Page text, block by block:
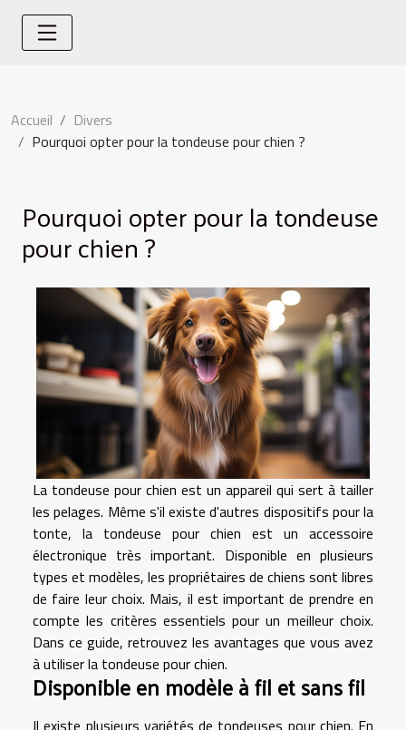
Accueil
Divers
Pourquoi opter pour la tondeuse pour chien ?
Pourquoi opter pour la tondeuse
pour chien ?
La tondeuse pour chien est un appareil qui sert à tailler
les pelages. Même s'il existe d'autres dispositifs pour la
tonte, la tondeuse pour chien est un accessoire
électronique très important. Disponible en plusieurs
types et modèles, les propriétaires de chiens sont libres
de faire leur choix. Mais, il est important de prendre en
compte les critères essentiels pour un meilleur choix.
Dans ce guide, retrouvez les avantages que vous avez
à utiliser la tondeuse pour chien.
Disponible en modèle à fil et sans fil
Il existe plusieurs variétés de tondeuses pour chien. En